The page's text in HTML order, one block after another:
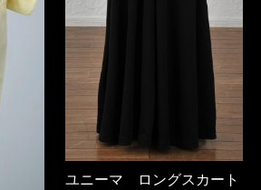
ユニーマ ロングスカート